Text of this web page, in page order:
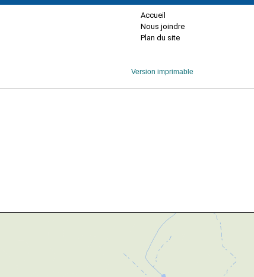
Accueil
Nous joindre
Plan du site
Version imprimable